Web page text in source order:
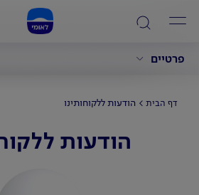
פרטיים
דף הבית הודעות ללקוחותינו
הודעות